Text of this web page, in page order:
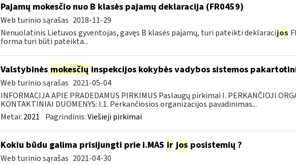
Pajamų mokesčio nuo B klasės pajamų deklaracija (FR0459)
Web turinio sąrašas 2018-11-29
Nenuolatinis Lietuvos gyventojas, gavęs B klasės pajamų, turi pateikti deklaracijos
forma turi būti pateikta...
Valstybinės mokesčių inspekcijos kokybės vadybos sistemos
Web turinio sąrašas 2021-05-04
INFORMACIJA APIE PRADEDAMUS PIRKIMUS Paslaugų pirkimai I. PERKANČIOJI
KONTAKTINIAI DUOMENYS: I.1. Perkančiosios organizacijos pavadinimas...
Metai: 2021 Pagrindinis:Viešieji pirkimai
Kokiu būdu galima prisijungti prie i.MAS ir jos posistemių ?
Web turinio sąrašas 2021-04-30